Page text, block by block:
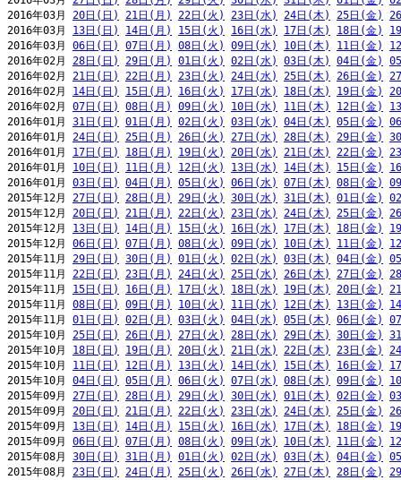
2016年03月 20日(日) 21日(月) 22日(火) 23日(水) 24日(木) 25日(金)
2016年03月 13日(日) 14日(月) 15日(火) 16日(水) 17日(木) 18日(金)
2016年03月 06日(日) 07日(月) 08日(火) 09日(水) 10日(木) 11日(金)
2016年02月 28日(日) 29日(月) 01日(火) 02日(水) 03日(木) 04日(金)
2016年02月 21日(日) 22日(月) 23日(火) 24日(水) 25日(木) 26日(金)
2016年02月 14日(日) 15日(月) 16日(火) 17日(水) 18日(木) 19日(金)
2016年02月 07日(日) 08日(月) 09日(火) 10日(水) 11日(木) 12日(金)
2016年01月 31日(日) 01日(月) 02日(火) 03日(水) 04日(木) 05日(金)
2016年01月 24日(日) 25日(月) 26日(火) 27日(水) 28日(木) 29日(金)
2016年01月 17日(日) 18日(月) 19日(火) 20日(水) 21日(木) 22日(金)
2016年01月 10日(日) 11日(月) 12日(火) 13日(水) 14日(木) 15日(金)
2016年01月 03日(日) 04日(月) 05日(火) 06日(水) 07日(木) 08日(金)
2015年12月 27日(日) 28日(月) 29日(火) 30日(水) 31日(木) 01日(金)
2015年12月 20日(日) 21日(月) 22日(火) 23日(水) 24日(木) 25日(金)
2015年12月 13日(日) 14日(月) 15日(火) 16日(水) 17日(木) 18日(金)
2015年12月 06日(日) 07日(月) 08日(火) 09日(水) 10日(木) 11日(金)
2015年11月 29日(日) 30日(月) 01日(火) 02日(水) 03日(木) 04日(金)
2015年11月 22日(日) 23日(月) 24日(火) 25日(水) 26日(木) 27日(金)
2015年11月 15日(日) 16日(月) 17日(火) 18日(水) 19日(木) 20日(金)
2015年11月 08日(日) 09日(月) 10日(火) 11日(水) 12日(木) 13日(金)
2015年11月 01日(日) 02日(月) 03日(火) 04日(水) 05日(木) 06日(金)
2015年10月 25日(日) 26日(月) 27日(火) 28日(水) 29日(木) 30日(金)
2015年10月 18日(日) 19日(月) 20日(火) 21日(水) 22日(木) 23日(金)
2015年10月 11日(日) 12日(月) 13日(火) 14日(水) 15日(木) 16日(金)
2015年10月 04日(日) 05日(月) 06日(火) 07日(水) 08日(木) 09日(金)
2015年09月 27日(日) 28日(月) 29日(火) 30日(水) 01日(木) 02日(金)
2015年09月 20日(日) 21日(月) 22日(火) 23日(水) 24日(木) 25日(金)
2015年09月 13日(日) 14日(月) 15日(火) 16日(水) 17日(木) 18日(金)
2015年09月 06日(日) 07日(月) 08日(火) 09日(水) 10日(木) 11日(金)
2015年08月 30日(日) 31日(月) 01日(火) 02日(水) 03日(木) 04日(金)
2015年08月 23日(日) 24日(月) 25日(火) 26日(水) 27日(木) 28日(金)